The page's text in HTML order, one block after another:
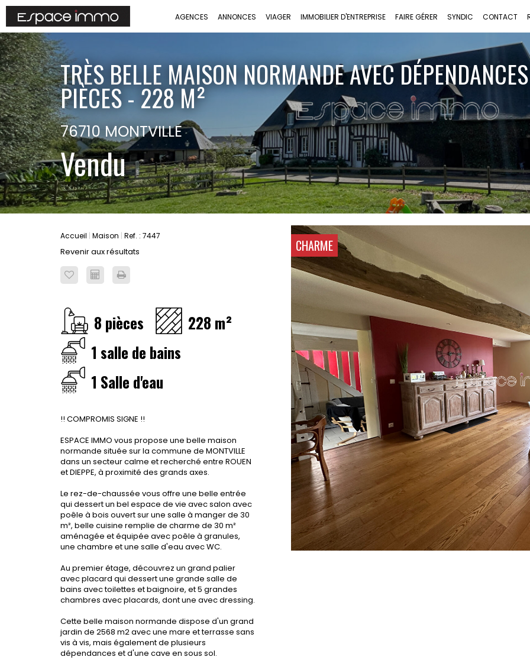
AGENCES ANNONCES VIAGER IMMOBILIER D'ENTREPRISE FAIRE GÉRER SYNDIC CONTACT
TRÈS BELLE MAISON NORMANDE AVEC
PIÈCES - 228 M²
76710 MONTVILLE
Vendu
Accueil Maison Ref. : 7447
Revenir aux résultats CHARME
8 pièces
228 m²
1 salle de bains
1 Salle d'eau
!! COMPROMIS SIGNE !!
ESPACE IMMO vous propose une belle maison
normande située sur la commune de MONTVILLE
dans un secteur calme et recherché entre ROUEN
et DIEPPE, à proximité des grands axes.
Le rez-de-chaussée vous offre une belle entrée
qui dessert un bel espace de vie avec salon avec
poêle à bois ouvert sur une salle à manger de 30
m², belle cuisine remplie de charme de 30 m²
aménagée et équipée avec poêle à granules,
une chambre et une salle d'eau avec WC.
Au premier étage, découvrez un grand palier
avec placard qui dessert une grande salle de
bains avec toilettes et baignoire, et 5 grandes
chambres avec placards, dont une avec dressing.
Cette belle maison normande dispose d'un grand
jardin de 2568 m2 avec une mare et terrasse sans
vis à vis, mais également de plusieurs
dépendances et d'une cave en sous sol.